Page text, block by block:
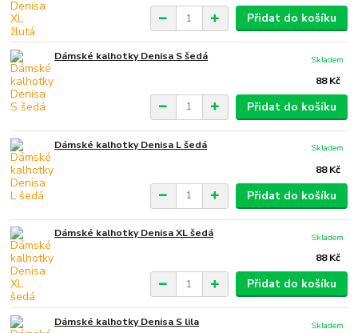
Přidat do košíku
Dámské kalhotky Denisa S šedá
88 Kč
Skladem
Přidat do košíku
Dámské kalhotky Denisa L šedá
88 Kč
Skladem
Přidat do košíku
Dámské kalhotky Denisa XL šedá
88 Kč
Skladem
Přidat do košíku
Dámské kalhotky Denisa S lila
Skladem